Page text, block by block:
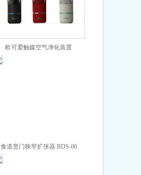
欧可爱触媒空气净化装置
食道贲门狭窄扩张器 BDS-06